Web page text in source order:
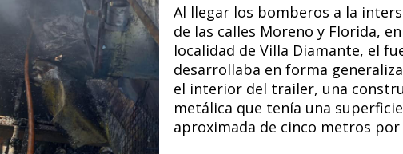
Al llegar los bomberos a la
de las calles Moreno y Florida,
localidad de Villa Diamante, el
desarrollaba en forma
el interior del trailer, una
metálica que tenía una superficie
aproximada de cinco metros por